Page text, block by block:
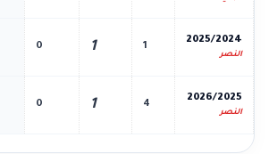
2025/2024
النصر
1
1
0
2026/2025
النصر
4
1
0